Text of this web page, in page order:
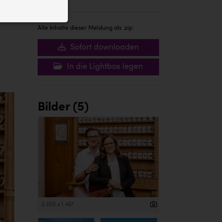
Alle Inhalte dieser Meldung als .zip:
Sofort downloaden
In die Lightbox legen
Bilder (5)
2 200 x 1 467
Website